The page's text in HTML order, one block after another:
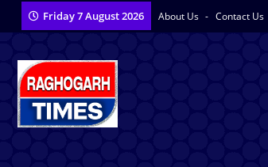
Friday 7 August 2026 About Us Contact Us